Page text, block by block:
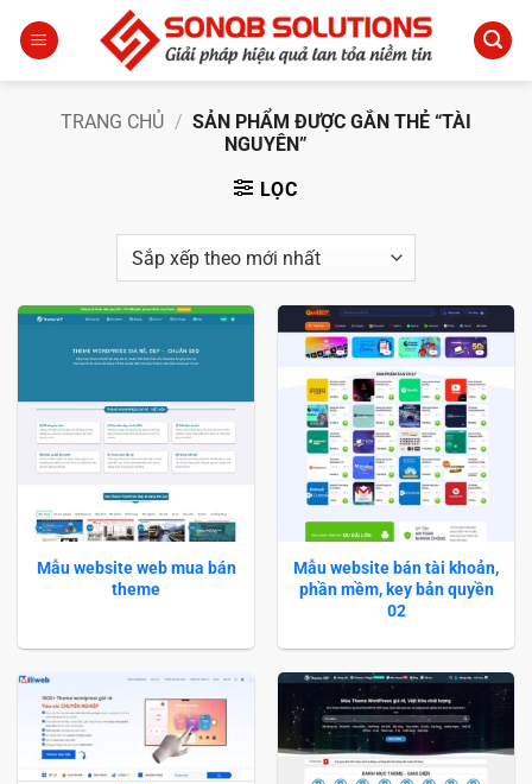
qua
TRANG CHỦ / SẢN PHẨM ĐƯỢC GẮN THẺ “TÀI
NGUYÊN”
LỌC
Mẫu website web mua bán
theme
Mẫu website bán tài khoản,
phần mềm, key bản quyền
02